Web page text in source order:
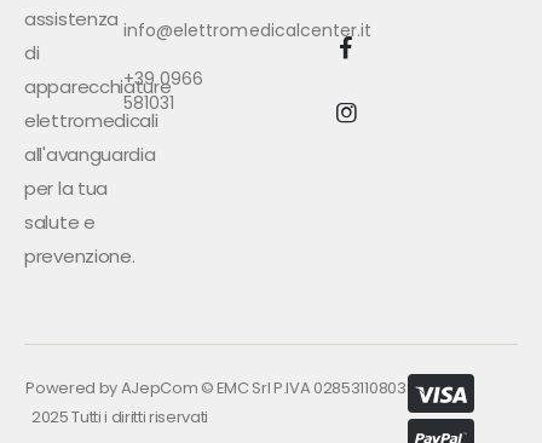
assistenza
di
apparecchiature
elettromedicali
all'avanguardia
per la tua
salute e
prevenzione.
info@elettromedicalcenter.it
+39 0966
581031
Powered byAJepCom ©
2025 Tutti i diritti riservati
EMC Srl P.IVA 02853110803